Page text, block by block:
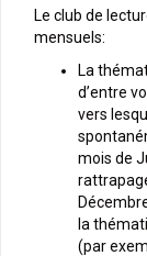
Le club de
mensuels:
La
d’entre
vers
mois de
la
(par